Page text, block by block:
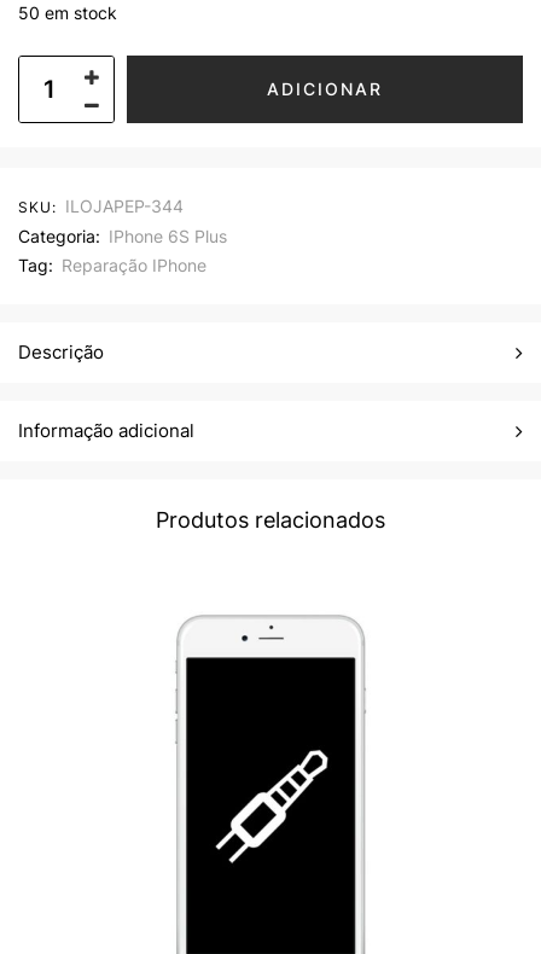
50 em stock
ADICIONAR
SKU: ILOJAPEP-344
Categoria: IPhone 6S Plus
Tag: Reparação IPhone
Descrição
Informação adicional
Produtos relacionados